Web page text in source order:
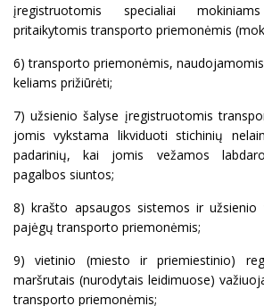
įregistruotomis specialiai
pritaikytomis transporto priemonėmis
6) transporto priemonėmis,
keliams prižiūrėti;
7) užsienio šalyse įregistruotomis
jomis vykstama likviduoti stichinių
padarinių, kai jomis vežamos
pagalbos siuntos;
8) krašto apsaugos sistemos ir užsienio
pajėgų transporto priemonėmis;
9) vietinio (miesto ir priemiestinio)
maršrutais (nurodytais leidimuose)
transporto priemonėmis;